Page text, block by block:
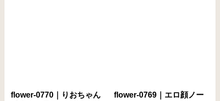
flower-0770｜りおちゃん
flower-0769｜エロ顔ノー